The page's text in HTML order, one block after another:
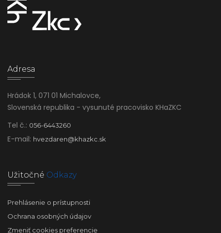
Adresa
Hrádok 1, 071 01 Michalovce,
Slovenská republika - vysunuté pracovisko KHaZKC
Tel č.: 056-6443260
E-mail: hvezdaren@khazkc.sk
Užitočné Odkazy
Prehlásenie o prístupnosti
Ochrana osobných údajov
Zmeniť cookies preferencie